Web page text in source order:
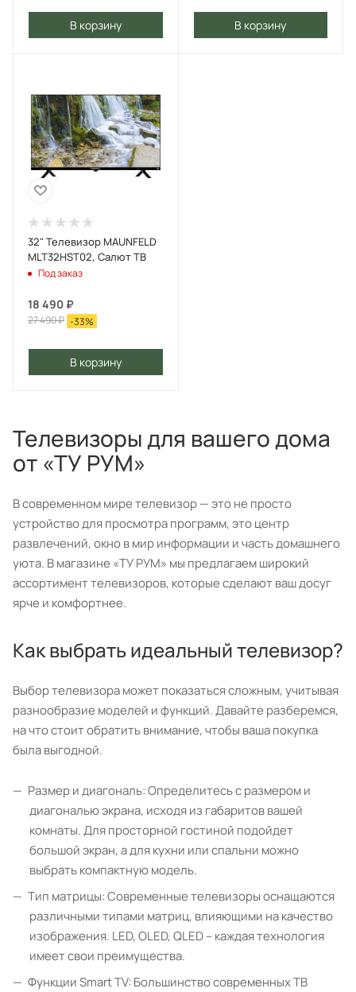
В корзину В корзину
32" Телевизор MAUNFELD
MLT32HST02, Салют ТВ
Под заказ
18 490 ₽
27 490₽ -33%
В корзину
Телевизоры для вашего дома
от «ТУ РУМ»
В современном мире телевизор — это не просто
устройство для просмотра программ, это центр
развлечений, окно в мир информации и часть домашнего
уюта. В магазине «ТУ РУМ» мы предлагаем широкий
ассортимент телевизоров, которые сделают ваш досуг
ярче и комфортнее.
Как выбрать идеальный телевизор?
Выбор телевизора может показаться сложным, учитывая
разнообразие моделей и функций. Давайте разберемся,
на что стоит обратить внимание, чтобы ваша покупка
была выгодной.
Размер и диагональ: Определитесь с размером и
диагональю экрана, исходя из габаритов вашей
комнаты. Для просторной гостиной подойдет
большой экран, а для кухни или спальни можно
выбрать компактную модель.
Тип матрицы: Современные телевизоры оснащаются
различными типами матриц, влияющими на качество
изображения. LED, OLED, QLED – каждая технология
имеет свои преимущества.
Функции Smart TV: Большинство современных ТВ